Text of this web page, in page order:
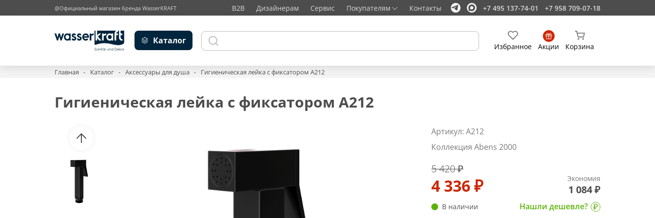
@Официальный магазин бренда WasserKRAFT B2B Дизайнерам Сервис Покупателям Контакты +7 495 137-74-01 +7 958 709-07-18
Каталог
Избранное Акции Корзина
Главная Каталог Аксессуары для душа Гигиеническая лейка с фиксатором A212
Гигиеническая лейка с фиксатором A212
Артикул: A212
Коллекция Abens 2000
5 420 ₽
4 336 ₽ Экономия
1 084 ₽
В наличии Нашли дешевле?